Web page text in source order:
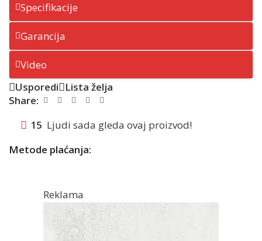
Specifikacije
Garancija
Video
Usporedi
Lista želja
Share:
15 Ljudi sada gleda ovaj proizvod!
Metode plaćanja:
Reklama